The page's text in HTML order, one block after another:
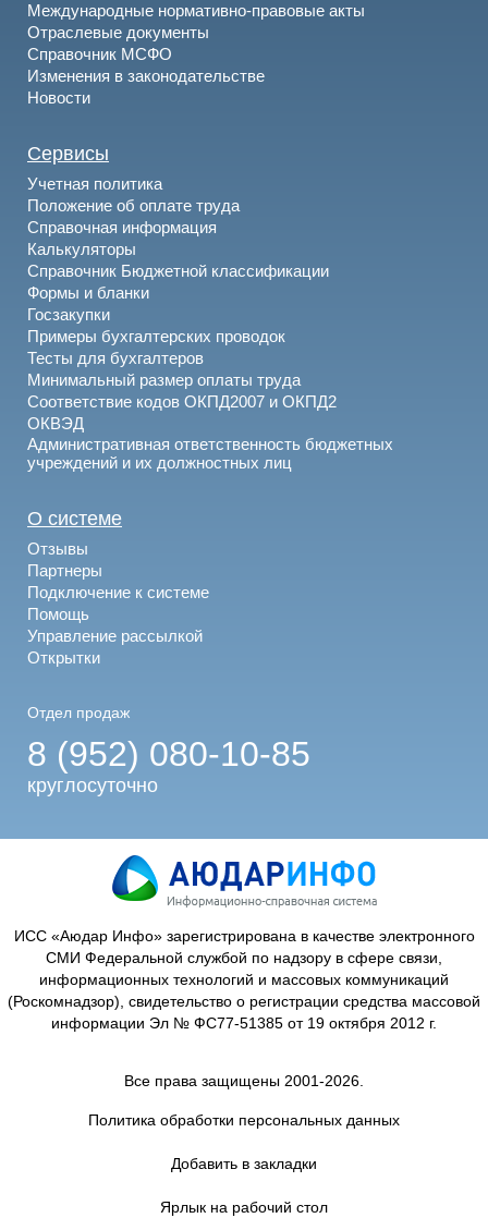
Международные нормативно-правовые акты
Отраслевые документы
Справочник МСФО
Изменения в законодательстве
Новости
Сервисы
Учетная политика
Положение об оплате труда
Справочная информация
Калькуляторы
Справочник Бюджетной классификации
Формы и бланки
Госзакупки
Примеры бухгалтерских проводок
Тесты для бухгалтеров
Минимальный размер оплаты труда
Соответствие кодов ОКПД2007 и ОКПД2
ОКВЭД
Административная ответственность бюджетных
учреждений и их должностных лиц
О системе
Отзывы
Партнеры
Подключение к системе
Помощь
Управление рассылкой
Открытки
Отдел продаж
8 (952) 080-10-85
круглосуточно
ИСС «Аюдар Инфо» зарегистрирована в качестве электронного
СМИ Федеральной службой по надзору в сфере связи,
информационных технологий и массовых коммуникаций
(Роскомнадзор), свидетельство о регистрации средства массовой
информации Эл № ФС77-51385 от 19 октября 2012 г.
Все права защищены 2001-2026.
Политика обработки персональных данных
Добавить в закладки
Ярлык на рабочий стол